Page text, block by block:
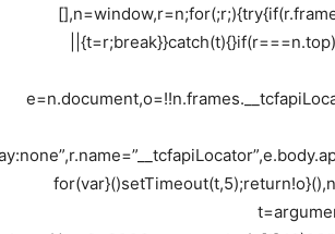
setTimeout(t,5);return!o}(),n.__tcfapi=function(){for(var